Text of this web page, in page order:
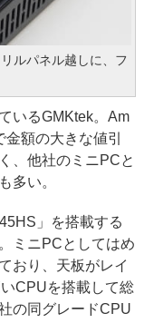
ルパネル越しに、フ
いるGMKtek。Am
額の大きな値引
、他社のミニPCと
多い。
」を搭載する
ミニPCとしてはめ
おり、天板がレイ
CPUを搭載して総
の同グレードCPU